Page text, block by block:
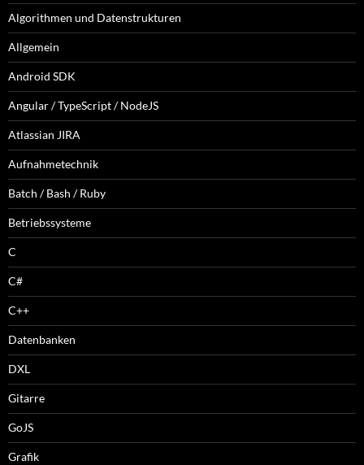
Algorithmen und Datenstrukturen
Allgemein
Android SDK
Angular / TypeScript / NodeJS
Atlassian JIRA
Aufnahmetechnik
Batch / Bash / Ruby
Betriebssysteme
C
C#
C++
Datenbanken
DXL
Gitarre
GoJS
Grafik